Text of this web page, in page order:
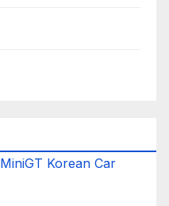
MiniGT Korean Car